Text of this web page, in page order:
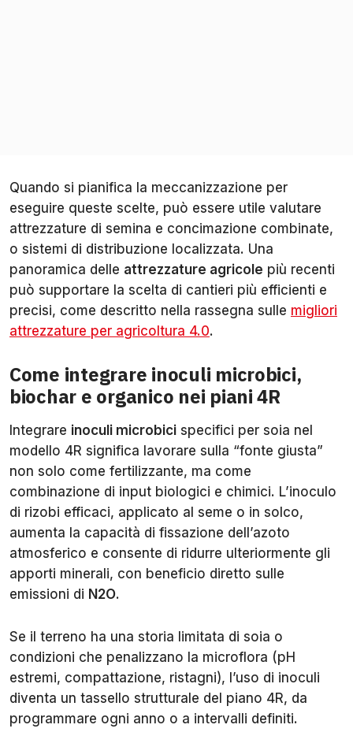
Quando si pianifica la meccanizzazione per
eseguire queste scelte, può essere utile valutare
attrezzature di semina e concimazione combinate,
o sistemi di distribuzione localizzata. Una
panoramica delle attrezzature agricole più recenti
può supportare la scelta di cantieri più efficienti e
precisi, come descritto nella rassegna sulle migliori
attrezzature per agricoltura 4.0.
Come integrare inoculi microbici,
biochar e organico nei piani 4R
Integrare inoculi microbici specifici per soia nel
modello 4R significa lavorare sulla “fonte giusta”
non solo come fertilizzante, ma come
combinazione di input biologici e chimici. L’inoculo
di rizobi efficaci, applicato al seme o in solco,
aumenta la capacità di fissazione dell’azoto
atmosferico e consente di ridurre ulteriormente gli
apporti minerali, con beneficio diretto sulle
emissioni di N2O.
Se il terreno ha una storia limitata di soia o
condizioni che penalizzano la microflora (pH
estremi, compattazione, ristagni), l’uso di inoculi
diventa un tassello strutturale del piano 4R, da
programmare ogni anno o a intervalli definiti.